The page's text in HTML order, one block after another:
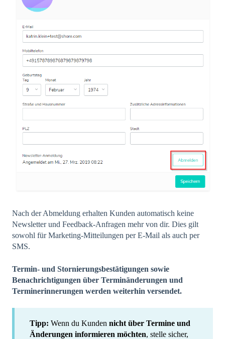
Nach der Abmeldung erhalten Kunden automatisch keine
Newsletter und Feedback-Anfragen mehr von dir. Dies gilt
sowohl für Marketing-Mitteilungen per E-Mail als auch per
SMS.
Termin- und Stornierungsbestätigungen sowie
Benachrichtigungen über Terminänderungen und
Terminerinnerungen werden weiterhin versendet.
Tipp: Wenn du Kunden nicht über Termine und
Änderungen informieren möchten, stelle sicher,